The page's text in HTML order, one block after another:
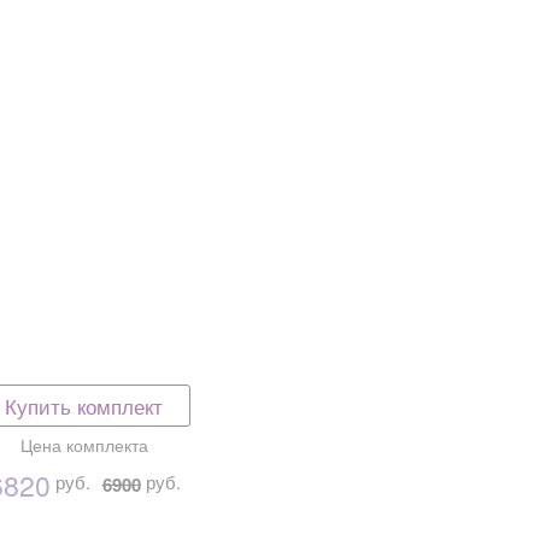
Купить комплект
Цена комплекта
руб. 6900руб.